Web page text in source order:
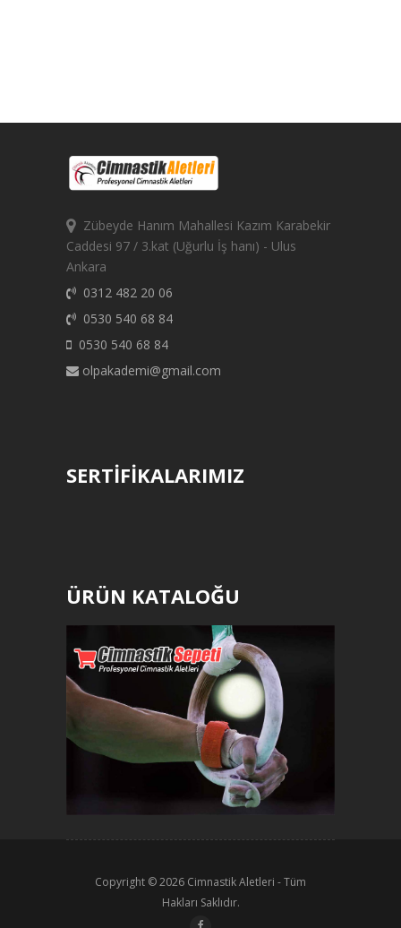
Zübeyde Hanım Mahallesi Kazım Karabekir
Caddesi 97 / 3.kat (Uğurlu İş hanı) - Ulus
Ankara
0312 482 20 06
0530 540 68 84
0530 540 68 84
olpakademi@gmail.com
SERTİFİKALARIMIZ
ÜRÜN KATALOĞU
Copyright © 2026 Cimnastik Aletleri - Tüm
Hakları Saklıdır.